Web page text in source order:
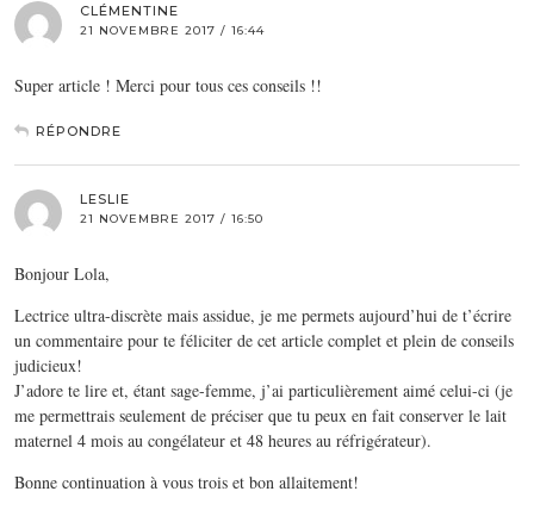
CLÉMENTINE
21 NOVEMBRE 2017 / 16:44
Super article ! Merci pour tous ces conseils !!
RÉPONDRE
LESLIE
21 NOVEMBRE 2017 / 16:50
Bonjour Lola,
Lectrice ultra-discrète mais assidue, je me permets aujourd’hui de t’écrire
un commentaire pour te féliciter de cet article complet et plein de conseils
judicieux!
J’adore te lire et, étant sage-femme, j’ai particulièrement aimé celui-ci (je
me permettrais seulement de préciser que tu peux en fait conserver le lait
maternel 4 mois au congélateur et 48 heures au réfrigérateur).
Bonne continuation à vous trois et bon allaitement!